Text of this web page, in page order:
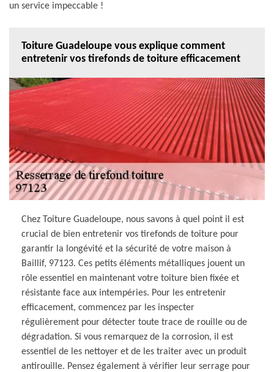
un service impeccable !
Toiture Guadeloupe vous explique comment
entretenir vos tirefonds de toiture efficacement
Chez Toiture Guadeloupe, nous savons à quel point il est
crucial de bien entretenir vos tirefonds de toiture pour
garantir la longévité et la sécurité de votre maison à
Baillif, 97123. Ces petits éléments métalliques jouent un
rôle essentiel en maintenant votre toiture bien fixée et
résistante face aux intempéries. Pour les entretenir
efficacement, commencez par les inspecter
régulièrement pour détecter toute trace de rouille ou de
dégradation. Si vous remarquez de la corrosion, il est
essentiel de les nettoyer et de les traiter avec un produit
antirouille. Pensez également à vérifier leur serrage pour